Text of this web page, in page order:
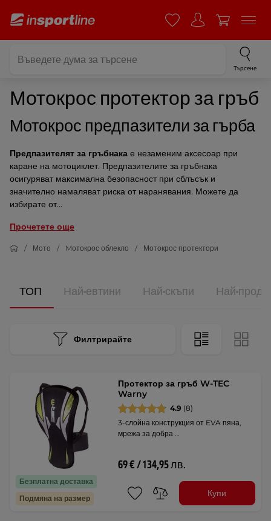
Търсене
Мотокрос протектор за гръб
Мотокрос предпазители за гърба
Предпазителят за гръбнака е незаменим аксесоар при
каране на мотоциклет. Предпазителите за гръбнака
осигуряват максимална безопасност при сблъсък и
значително намаляват риска от наранявания. Можете да
избирате от...
Прочетете още
Мото Mотокрос облекло Мотокрос протектори
ТОП Най-евтини Най-скъпи Най-
Филтрирайте
Безплатна доставка
Подмяна на размер
Протектор за гръб W-TEC
Warny
4.9 (8)
3-слойна конструкция от EVA пяна,
мрежа за добра …
69 € / 134,95 лв.
Купи